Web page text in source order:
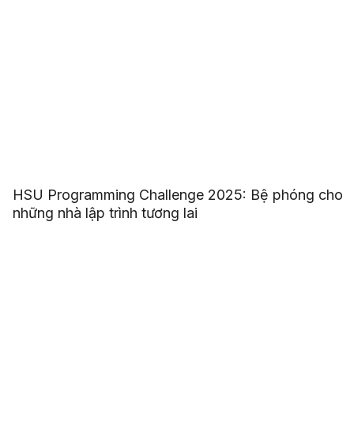
HSU Programming Challenge 2025: Bệ phóng cho
những nhà lập trình tương lai